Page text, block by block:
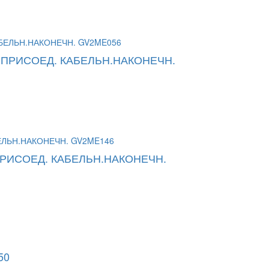
КАБЕЛЬН.НАКОНЕЧН.
КАБЕЛЬН.НАКОНЕЧН.